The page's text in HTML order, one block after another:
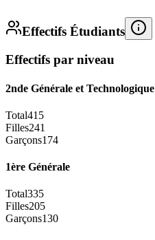
Effectifs Étudiants
Effectifs par niveau
2nde Générale et Technologique
Total415
Filles241
Garçons174
1ère Générale
Total335
Filles205
Garçons130